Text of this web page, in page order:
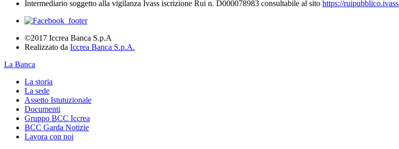
Intermediario soggetto alla vigilanza Ivass iscrizione Rui n. D000078983 consultabile al sito https://
©2017 Iccrea Banca S.p.A
Realizzato da Iccrea Banca S.p.A.
La Banca
La storia
La sede
Assetto Istutuzionale
Documenti
Gruppo BCC Iccrea
BCC Garda Notizie
Lavora con noi